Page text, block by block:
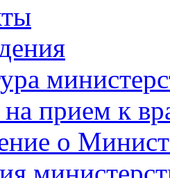
на прием к
о